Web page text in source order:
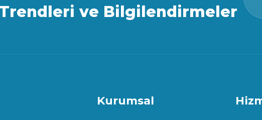
ve Bilgilendirmeler
Kurumsal